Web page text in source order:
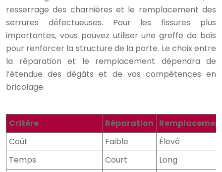
resserrage des charnières et le remplacement des
serrures défectueuses. Pour les fissures plus
importantes, vous pouvez utiliser une greffe de bois
pour renforcer la structure de la porte. Le choix entre
la réparation et le remplacement dépendra de
l’étendue des dégâts et de vos compétences en
bricolage.
Critère Réparation
Coût
Faible
Élevé
Temps
Court Long